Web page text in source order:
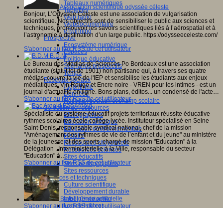
Tableaux numériques
Tablettes
Web radio
Webdocumentaire
eTwinning
Prospective
Ecosystème numérique
Espaces
Politique éducative
Scénarios prospectifs
Temps
Réseaux sociaux
Algorithme
Données
Réseaux sociaux et champ scolaire
Sélection de ressources
Bibliographies
Education artistique
Education environnementale
Histoire
Ressources citoyenneté
Ressources sciences
Sites éducatifs
Sites pédagogiques
Sites ressources
Sciences et techniques
Culture scientifique
Développement durable
Intelligence artificielle
Logiciels libres
Association scientifique odyssée céleste
Bonjour, L’Odyssée Céleste est une association de vulgarisation
scientifique. Nos objectifs sont de sensibiliser le public aux sciences et
techniques, promouvoir les savoirs scientifiques liés à l’aérospatial et à
l’astronomie à destination d’un large public. https://odysseeceleste.com/
S'abonner au flux RSS de cet utilisateur
B.D.M
Le Bureau des Médias de Sciences Po Bordeaux est une association
étudiante (statut loi de 1901) non partisane qui, à travers ses quatre
médias, couvre la vie de l'IEP et sensibilise les étudiants aux enjeux
médiatiques. Vin Rouge et Encre noire - VREN pour les intimes - est un
journal d'actualité en ligne. Bons plans, éditos... un condensé de l'acte…
S'abonner au flux RSS de cet utilisateur
Bac Arnold
Spécialiste du système éducatif projets territoriaux réussite éducative
rythmes scolaires école collège lycée. Instituteur spécialisé en Seine
Saint-Denis, responsable syndical national, chef de la mission
"Aménagement des rythmes de vie de l’enfant et du jeune" au ministère
de la jeunesse et des sports, chargé de mission "Education" à la
Délégation . Interministérielle à la Ville, responsable du secteur
"Education" à…
S'abonner au flux RSS de cet utilisateur
Barbot Christopher
S'abonner au flux RSS de cet utilisateur